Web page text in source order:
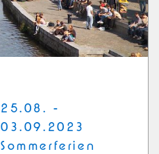
25.08. -
03.09.2023
Sommerferien